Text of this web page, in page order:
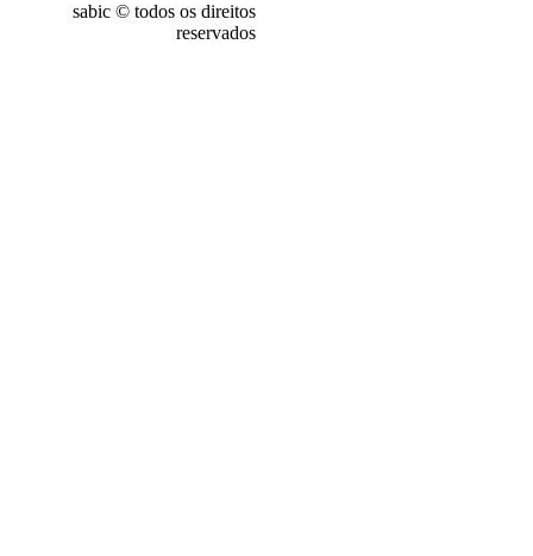
sabic © todos os direitos
reservados